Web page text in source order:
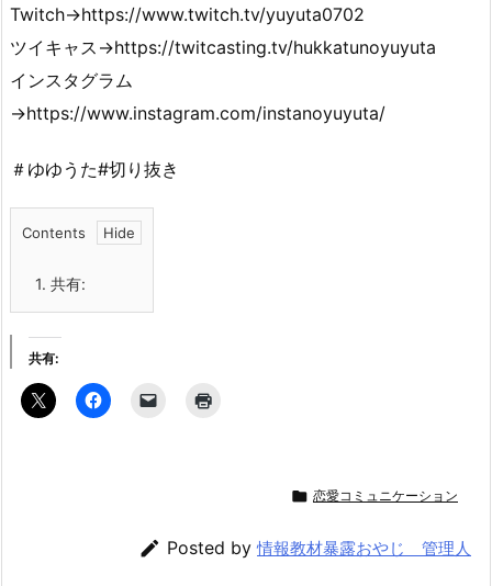
Twitch→https://www.twitch.tv/yuyuta0702
ツイキャス→https://twitcasting.tv/hukkatunoyuyuta
インスタグラム
→https://www.instagram.com/instanoyuyuta/
＃ゆゆうた#切り抜き
Contents
1. 共有:
共有:
 恋愛コミュニケーション
 Posted by情報教材暴露おやじ 管理人